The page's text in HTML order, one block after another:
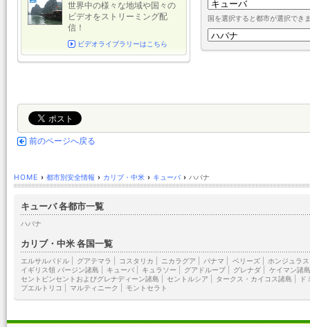
国を選択すると都市が選択でき
世界中の様々な地域や国々の
ビデオをストリーミング配
信！
ビデオライブラリーはこちら
前のページへ戻る
HOME › 都市別安全情報 › カリブ・中米 › キューバ › ハバナ
キューバ 各都市一覧
ハバナ
カリブ・中米 各国一覧
エルサルバドル グアテマラ コスタリカ ニカラグア パナマ ベリーズ| ホンジュラス
イギリス領 バージン諸島
キューバ キュラソー グアドループ| グレナダ
ケイマン諸島
セントビンセントおよびグレナディーン諸島
セントルシア タークス・カイコス諸島
ド
プエルトリコ
マルティニーク モントセラト